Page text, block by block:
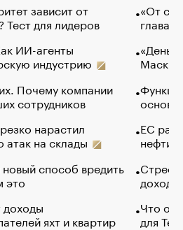
зависит от
Тест для лидеров
ИИ-агенты
индустрию
Почему компании
сотрудников
нарастил
атак на склады
способ вредить
это
доходы
яхт и квартир
«От
глава
Маск в
основ
ЕС
нефти
Что
для